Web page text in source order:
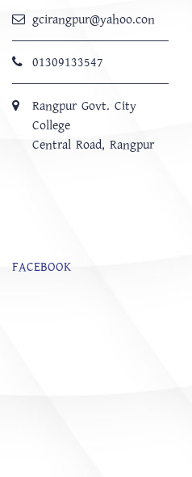
gcirangpur@yahoo.con
01309133547
Rangpur Govt. City
College
Central Road, Rangpur
FACEBOOK